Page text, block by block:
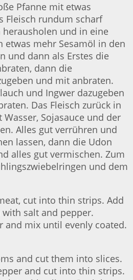
Pfanne mit etwas
Fleisch rundum scharf
herausholen und in eine
etwas mehr Sesamöl in den
und dann als Erstes die
dann die
und mit anbraten.
und Ingwer dazugeben
Das Fleisch zurück in
Sojasauce und der
Alles gut verrühren und
lassen, dann die Udon
alles gut vermischen. Zum
und dem
cut into thin strips. Add
salt and pepper.
and mix until evenly coated.
and cut them into slices.
and cut into thin strips.